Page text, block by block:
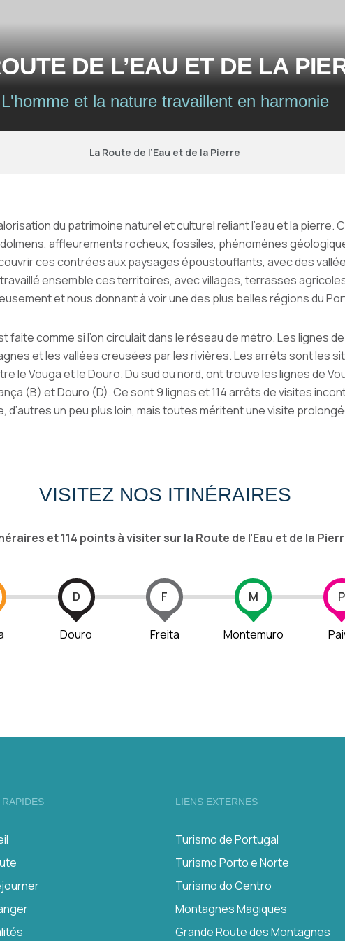
DE L’EAU ET DE LA
L'homme et la nature travaillent en harmonie
La Route de l’Eau et de la Pierre
du patrimoine naturel et culturel reliant l’eau et la pierre.
affleurements rocheux, fossiles, phénomènes
ces contrées aux paysages époustouflants, avec des
ensemble ces territoires, avec villages, terrasses
et nous donnant à voir une des plus belles régions du
comme si l’on circulait dans le réseau de métro. Les lignes
et les vallées creusées par les rivières. Les arrêts sont les
le Vouga et le Douro. Du sud ou nord, ont trouve les lignes de
(B) et Douro (D). Ce sont 9 lignes et 114 arrêts de visites
d’autres un peu plus loin, mais toutes méritent une visite
VISITEZ NOS ITINÉRAIRES
et 114 points à visiter sur la Route de l’Eau et de la
D
Douro
F
Freita
M
Montemuro
P
LIENS EXTERNES
Turismo de Portugal
Turismo Porto e Norte
Turismo do Centro
Montagnes Magiques
Grande Route des Montagnes